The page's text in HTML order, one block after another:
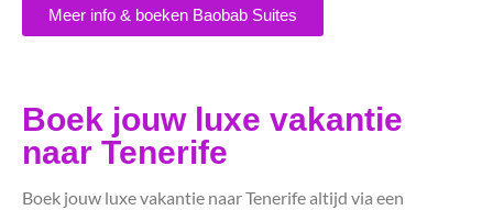
Meer info & boeken Baobab Suites
Boek jouw luxe vakantie
naar Tenerife
Boek jouw luxe vakantie naar Tenerife altijd via een